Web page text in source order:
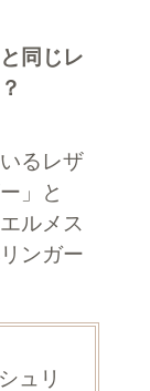
同じレ
るレザ
」と
ルメス
ンガー
ュリ